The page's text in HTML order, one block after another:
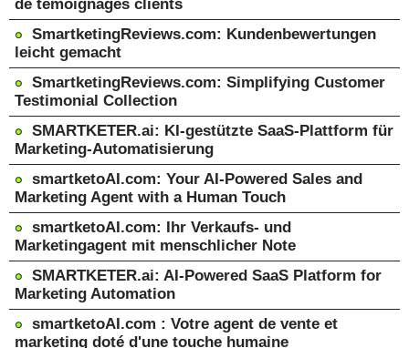
de témoignages clients
SmartketingReviews.com: Kundenbewertungen
leicht gemacht
SmartketingReviews.com: Simplifying Customer
Testimonial Collection
SMARTKETER.ai: KI-gestützte SaaS-Plattform für
Marketing-Automatisierung
smartketoAI.com: Your AI-Powered Sales and
Marketing Agent with a Human Touch
smartketoAI.com: Ihr Verkaufs- und
Marketingagent mit menschlicher Note
SMARTKETER.ai: AI-Powered SaaS Platform for
Marketing Automation
smartketoAI.com : Votre agent de vente et
marketing doté d'une touche humaine